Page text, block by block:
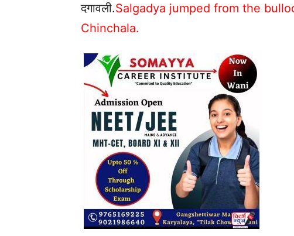
दगावली.Salgadya jumped from the
Chinchala.